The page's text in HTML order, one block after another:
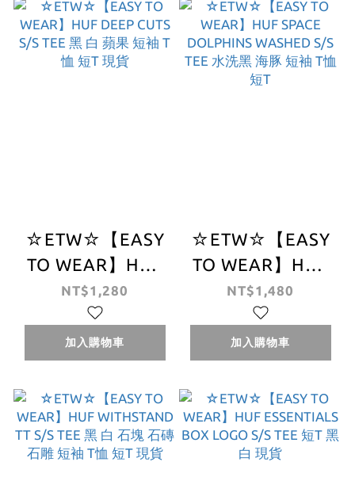
☆ETW☆【EASY
TO WEAR】HUF
DEEP CUTS S/S
TEE 黑 白 蘋果 短
袖 T恤 短T 現貨
NT$1,280
加入購物車
☆ETW☆【EASY
TO WEAR】HUF
SPACE
DOLPHINS
WASHED S/S TEE
水洗黑 海豚 短袖
T恤 短T
NT$1,480
加入購物車